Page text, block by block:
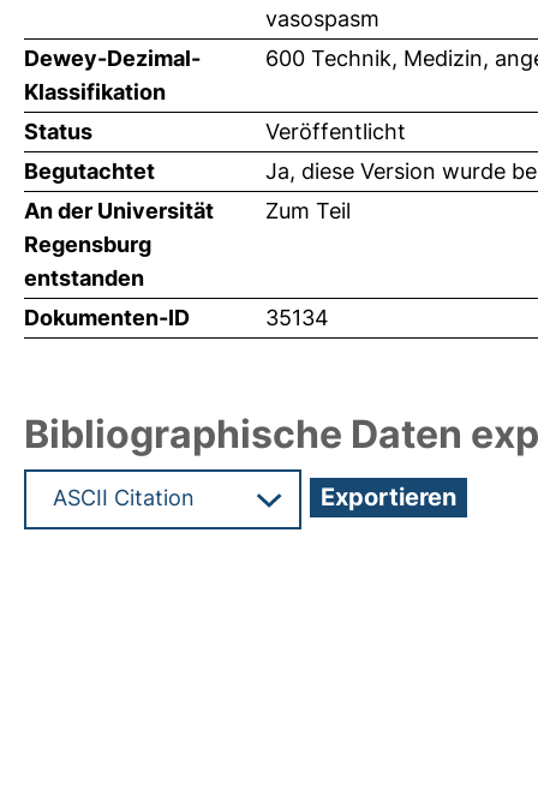
vasospasm
Dewey-Dezimal-
Klassifikation
600 Technik, Medizin,
Status
Veröffentlicht
Begutachtet
Ja, diese Version wurde
An der Universität
Regensburg
entstanden
Zum Teil
Dokumenten-ID 35134
Bibliographische Daten